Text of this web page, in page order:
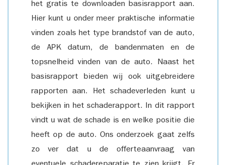
het gratis te downloaden basisrapport aan.
Hier kunt u onder meer praktische informatie
vinden zoals het type brandstof van de auto,
de APK datum, de bandenmaten en de
topsnelheid vinden van de auto. Naast het
basisrapport bieden wij ook uitgebreidere
rapporten aan. Het schadeverleden kunt u
bekijken in het schaderapport. In dit rapport
vindt u wat de schade is en welke positie die
heeft op de auto. Ons onderzoek gaat zelfs
zo ver dat u de offerteaanvraag van